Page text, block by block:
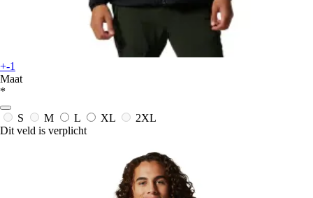
+-1
Maat
*
S M L XL
2XL
Dit veld is verplicht